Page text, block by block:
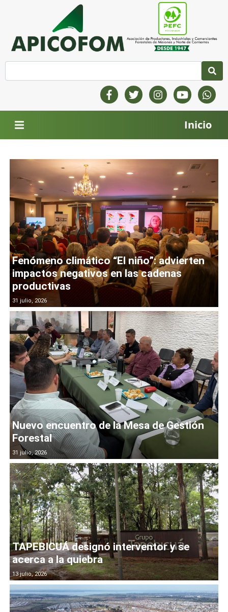
Inicio
Fenómeno climático “El niño”: advierten
impactos negativos en las cadenas
productivas
31 julio, 2026
Nuevo encuentro de la Mesa de Gestión
Forestal
31 julio, 2026
TAPEBICUÁ designó interventor y se
acerca a la quiebra
13 julio, 2026